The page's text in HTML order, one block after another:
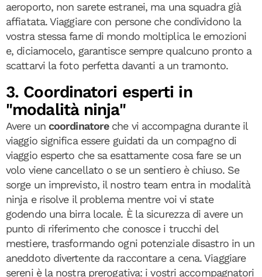
aeroporto, non sarete estranei, ma una squadra già
affiatata. Viaggiare con persone che condividono la
vostra stessa fame di mondo moltiplica le emozioni
e, diciamocelo, garantisce sempre qualcuno pronto a
scattarvi la foto perfetta davanti a un tramonto.
3. Coordinatori esperti in
"modalità ninja"
Avere un coordinatoreche vi accompagna durante il
viaggio significa essere guidati da un compagno di
viaggio esperto che sa esattamente cosa fare se un
volo viene cancellato o se un sentiero è chiuso. Se
sorge un imprevisto, il nostro team entra in modalità
ninja e risolve il problema mentre voi vi state
godendo una birra locale. È la sicurezza di avere un
punto di riferimento che conosce i trucchi del
mestiere, trasformando ogni potenziale disastro in un
aneddoto divertente da raccontare a cena. Viaggiare
sereni è la nostra prerogativa: i vostri accompagnatori